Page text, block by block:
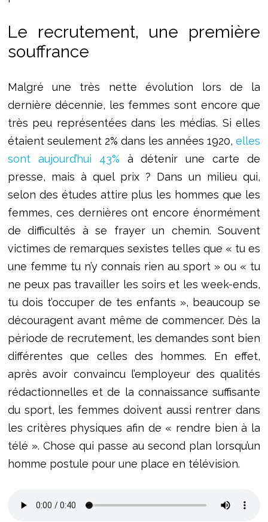
Le recrutement, une première
souffrance
Malgré une très nette évolution lors de la
dernière décennie, les femmes sont encore que
très peu représentées dans les médias. Si elles
étaient seulement 2% dans les années 1920,elles
sont aujourd’hui 43% à détenir une carte de
presse, mais à quel prix ? Dans un milieu qui,
selon des études attire plus les hommes que les
femmes, ces dernières ont encore énormément
de difficultés à se frayer un chemin. Souvent
victimes de remarques sexistes telles que « tu es
une femme tu n’y connais rien au sport » ou « tu
ne peux pas travailler les soirs et les week-ends,
tu dois t’occuper de tes enfants », beaucoup se
découragent avant même de commencer. Dès la
période de recrutement, les demandes sont bien
différentes que celles des hommes. En effet,
après avoir convaincu l’employeur des qualités
rédactionnelles et de la connaissance suffisante
du sport, les femmes doivent aussi rentrer dans
les critères physiques afin de « rendre bien à la
télé ». Chose qui passe au second plan lorsqu’un
homme postule pour une place en télévision.